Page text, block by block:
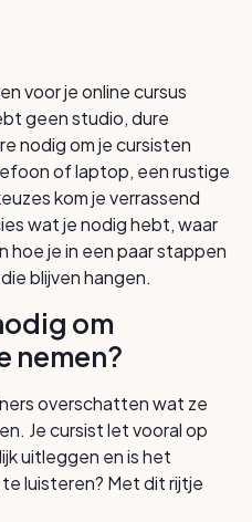
voor je online cursus
geen studio, dure
nodig om je cursisten
of laptop, een rustige
kom je verrassend
wat je nodig hebt, waar
hoe je in een paar stappen
blijven hangen.
om
nemen?
overschatten wat ze
Je cursist let vooral op
uitleggen en is het
luisteren? Met dit rijtje